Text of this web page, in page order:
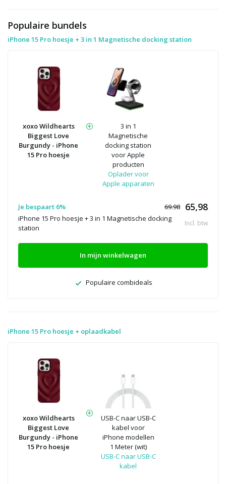
Populaire bundels
iPhone 15 Pro hoesje + 3 in 1 Magnetische docking station
xoxo Wildhearts
Biggest Love
Burgundy - iPhone
15 Pro hoesje
3 in 1
Magnetische
docking station
voor Apple
producten
Oplader voor
Apple apparaten
Je bespaart 6% 69.98 65,98
iPhone 15 Pro hoesje + 3 in 1 Magnetische docking
station
Incl. btw
In mijn winkelwagen
Populaire combideals
iPhone 15 Pro hoesje + oplaadkabel
xoxo Wildhearts
Biggest Love
Burgundy - iPhone
15 Pro hoesje
USB-C naar USB-C
kabel voor
iPhone modellen
1 Meter (wit)
USB-C naar USB-C
kabel